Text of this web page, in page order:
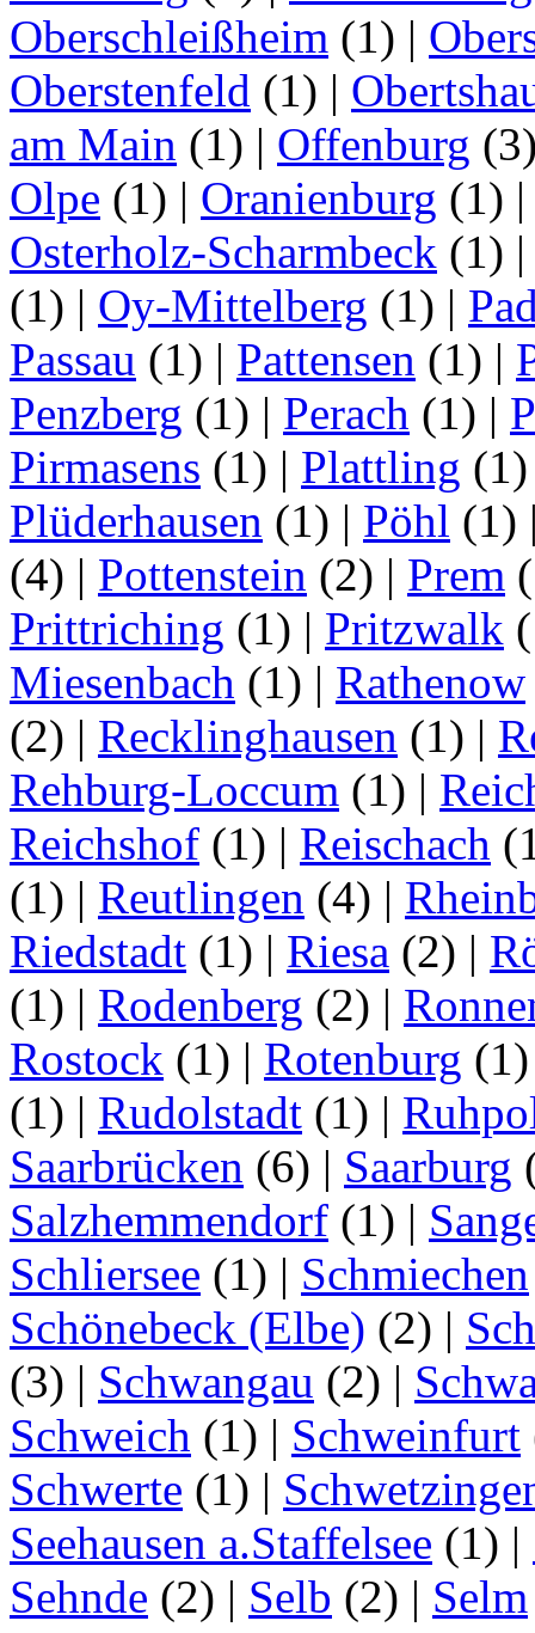
Oberschleißheim (1) |
Oberstenfeld (1) |
am Main (1) | Offenburg
Olpe (1) | Oranienburg (1)
Osterholz-Scharmbeck (1)
(1) | Oy-Mittelberg (1) |
Passau (1) | Pattensen (1) |
Penzberg (1) | Perach (1) |
Pirmasens (1) | Plattling
Plüderhausen (1) | Pöhl (1)
(4) | Pottenstein (2) | Prem
Prittriching (1) | Pritzwalk
Miesenbach (1) | Rathenow
(2) | Recklinghausen (1) |
Rehburg-Loccum (1) |
Reichshof (1) | Reischach
(1) | Reutlingen (4) |
Riedstadt (1) | Riesa (2) |
(1) | Rodenberg (2) |
Rostock (1) | Rotenburg
(1) | Rudolstadt (1) |
Saarbrücken (6) | Saarburg
Salzhemmendorf (1) |
Schliersee (1) | Schmiechen
Schönebeck (Elbe) (2) |
(3) | Schwangau (2) |
Schweich (1) | Schweinfurt
Schwerte (1) |
Seehausen a.Staffelsee (1) |
Sehnde (2) | Selb (2) | Selm